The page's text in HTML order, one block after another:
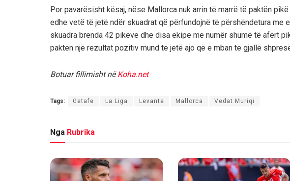
Por pavarësisht kësaj, nëse Mallorca nuk arrin të marrë të paktën
edhe vetë të jetë ndër skuadrat që përfundojnë të përshëndetura me
skuadra brenda 42 pikëve dhe disa ekipe me numër shumë të afërt
paktën një rezultat pozitiv mund të jetë ajo që e mban të gjallë
Botuar fillimisht nëKoha.net
Tags: Getafe La Liga Levante Mallorca Vedat Muriqi
Nga Rubrika